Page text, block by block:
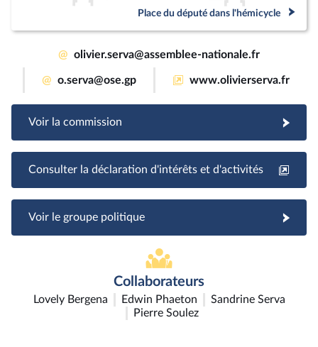
Place du député dans l'hémicycle
@ olivier.serva@assemblee-nationale.fr
@ o.serva@ose.gp www.olivierserva.fr
Voir la commission
Consulter la déclaration d'intérêts et d'activités
Voir le groupe politique
Collaborateurs
Lovely Bergena Edwin Phaeton
Sandrine Serva
Pierre Soulez